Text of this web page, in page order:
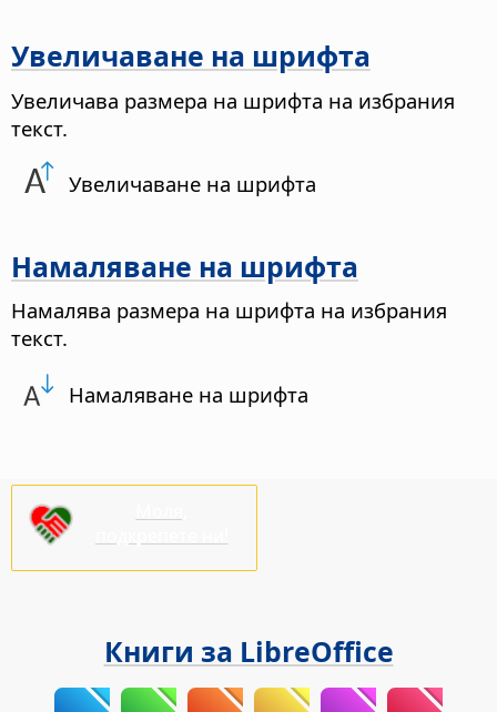
Увеличаване на шрифта
Увеличава размера на шрифта на избрания
текст.
Увеличаване на шрифта
Намаляване на шрифта
Намалява размера на шрифта на избрания
текст.
Намаляване на шрифта
Книги за LibreOffice